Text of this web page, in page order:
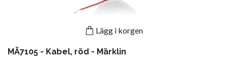
Lägg i korgen
MÄ7105 - Kabel, röd - Märklin